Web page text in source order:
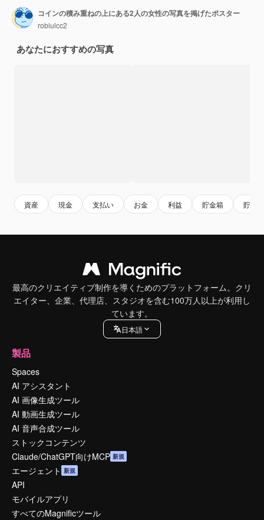
コインの積み重ねの上にある2人の女性の写真を掲げたポスター
robiulcc2
あなたにおすすめの写真
資産 現金 支払い お金 利益 貯金箱 貯金
最高のクリエイティブ制作を導くためのプラットフォーム。クリ
エイター、企業、代理店、スタジオを含む100万人以上が利用し
ています。
日本語
製品
Spaces
AI アシスタント
AI 画像生成ツール
AI 動画生成ツール
AI 音声合成ツール
ストックコンテンツ
Claude/ChatGPT向けMCP 新規
エージェント 新規
API
モバイルアプリ
すべてのMagnificツール